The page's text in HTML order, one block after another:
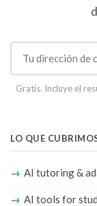
Gratis. Incluye el
LO QUE
AI tutoring &
AI tools for